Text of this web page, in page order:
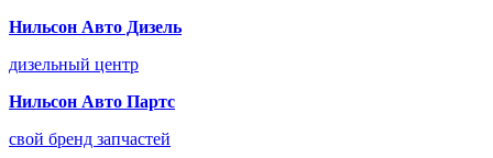
Нильсон Авто Дизель
дизельный центр
Нильсон Авто Партс
свой бренд запчастей